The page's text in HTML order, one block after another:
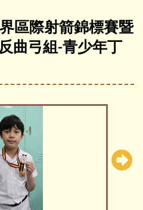
區際射箭錦標賽暨
曲弓組-青少年丁